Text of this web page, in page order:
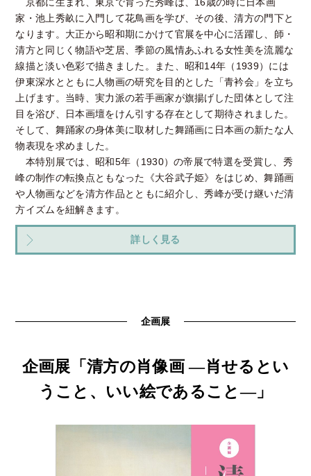
家・池上秀畝に入門して花鳥画を学び、その後、清方の門下と
なります。大正から昭和期にかけて官展を中心に活躍し、師・
清方と同じく物語や芝居、季節の風情あふれる女性美を流麗な
線描と淡い色彩で描きました。また、昭和14年（1939）には
伊東深水とともに人物画の研究を目的とした「青衿会」を立ち
上げます。当時、実力派の若手画家が旗揚げした団体として注
目を浴び、日本画壇をけん引する存在として期待されました。
そして、舞踊家の身体美に取材した舞踊画に日本画の新たな人
物表現を求めました。
本特別展では、昭和5年（1930）の帝展で特選を受賞し、秀
峰の制作の転換点ともなった《大谷武子姫》をはじめ、舞踊画
や人物画などを清方作品とともに紹介し、秀峰が受け継いだ清
方イズムを紐解きます。
詳しく見る
企画展
企画展「清方の肖像画 ―肖せるとい
うこと、いい絵であること―」